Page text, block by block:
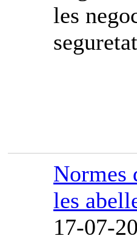
les
Normes
les
17-07-